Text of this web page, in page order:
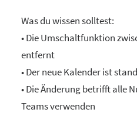
Was du wissen solltest:
• Die Umschaltfunktion
entfernt
• Der neue Kalender ist
• Die Änderung betrifft alle
Teams verwenden